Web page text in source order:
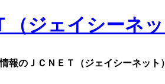
報のＪＣＮＥＴ（ジェイシーネット）